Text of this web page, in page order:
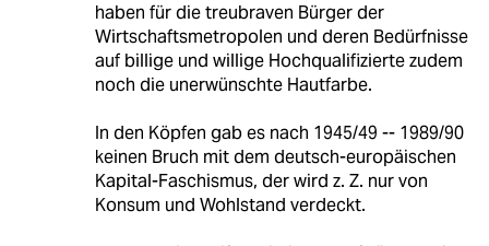
haben für die treubraven Bürger der
Wirtschaftsmetropolen und deren Bedürfnisse
auf billige und willige Hochqualifizierte zudem
noch die unerwünschte Hautfarbe.
In den Köpfen gab es nach 1945/49 -- 1989/90
keinen Bruch mit dem deutsch-europäischen
Kapital-Faschismus, der wird z. Z. nur von
Konsum und Wohlstand verdeckt.